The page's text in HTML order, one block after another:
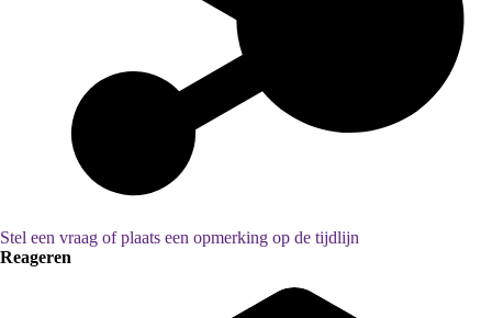
Stel een vraag of plaats een opmerking op de tijdlijn
Reageren